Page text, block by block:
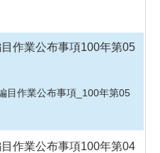
作業公布事項100年第05
目作業公布事項_100年第05
作業公布事項100年第04